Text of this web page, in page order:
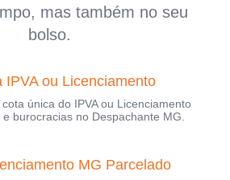
mas também no seu
bolso.
IPVA ou Licenciamento
única do IPVA ou Licenciamento
e burocracias no Despachante MG.
MG Parcelado